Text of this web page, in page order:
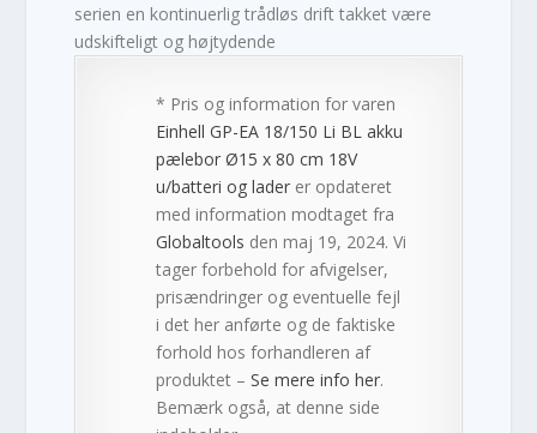
serien en kontinuerlig trådløs drift takket være
udskifteligt og højtydende
* Pris og information for varen
Einhell GP-EA 18/150 Li BL akku
pælebor Ø15 x 80 cm 18V
u/batteri og lader er opdateret
med information modtaget fra
Globaltools den maj 19, 2024. Vi
tager forbehold for afvigelser,
prisændringer og eventuelle fejl
i det her anførte og de faktiske
forhold hos forhandleren af
produktet –Se mere info her.
Bemærk også, at denne side